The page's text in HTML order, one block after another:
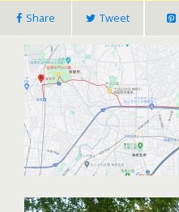
Share Tweet